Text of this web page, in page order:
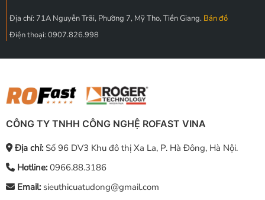
Địa chỉ: 71A Nguyễn Trãi, Phường 7, Mỹ Tho, Tiền Giang. Bản đồ
Điện thoại: 0907.826.998
CÔNG TY TNHH CÔNG NGHỆ ROFAST VINA
Địa chỉ:Số 96 DV3 Khu đô thị Xa La, P. Hà Đông, Hà Nội.
Hotline:0966.88.3186
Email: sieuthicuatudong@gmail.com